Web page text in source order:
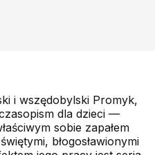
i wszędobylski Promyk,
dla dzieci —
sobie zapałem
błogosławionymi